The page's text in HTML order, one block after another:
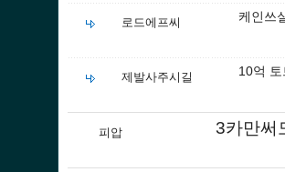
로드에프씨 케인쓰
제발사주시길 10억
피압 3카만써